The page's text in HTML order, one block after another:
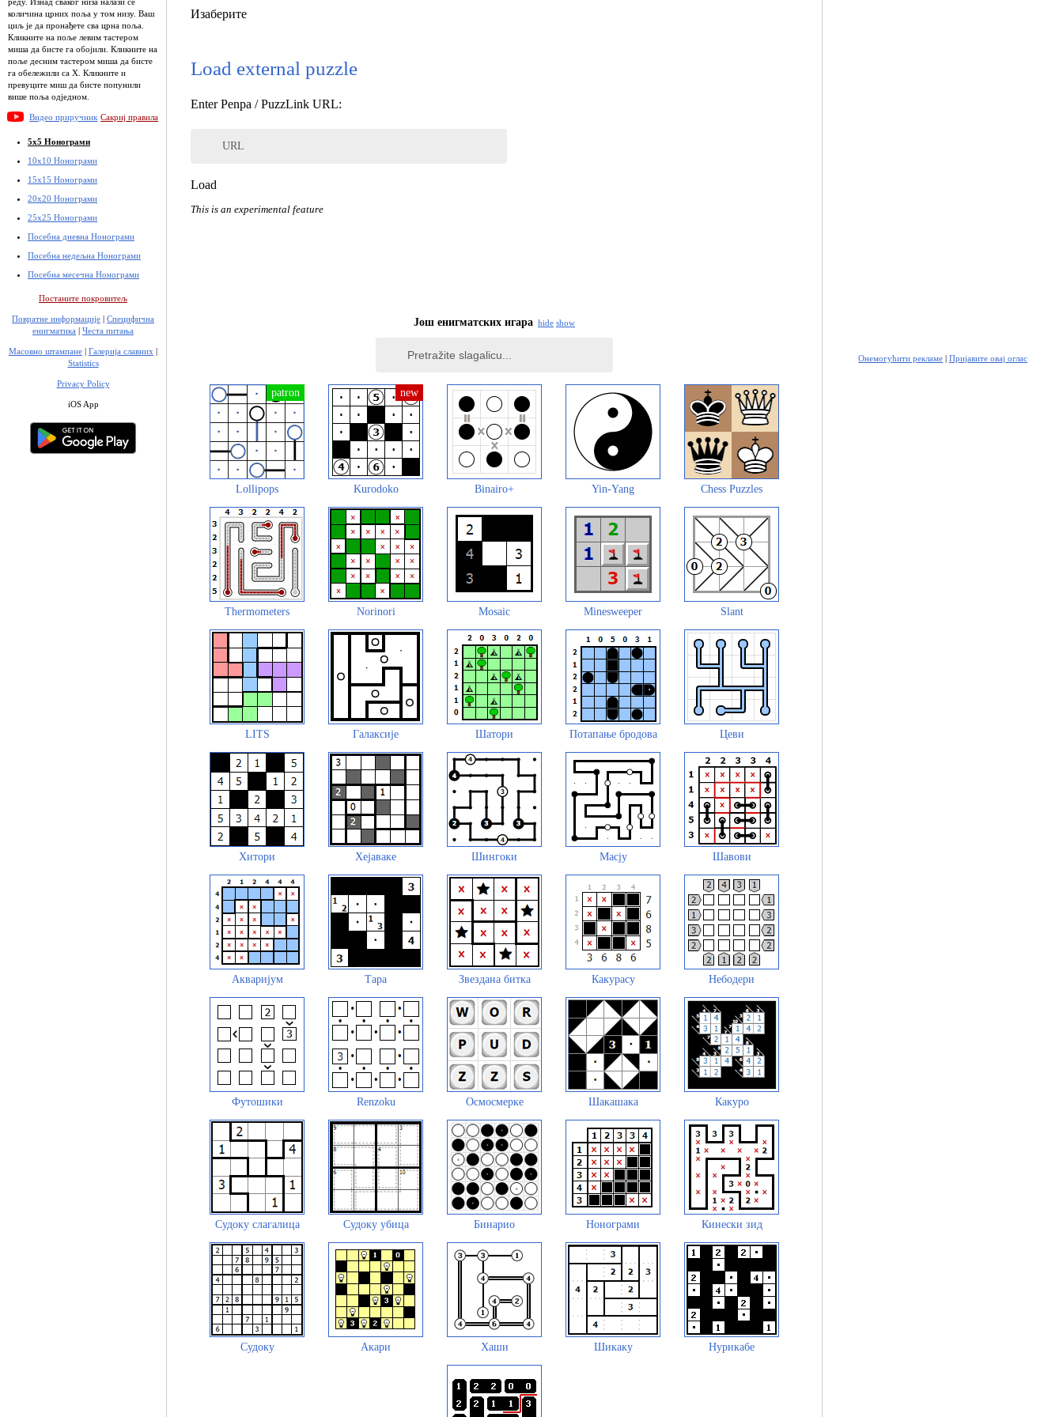
количина црних поља у том низу. Ваш
циљ је да пронађете сва црна поља.
Кликните на поље левим тастером
миша да бисте га обојили. Кликните на
поље десним тастером миша да бисте
га обележили са Х. Кликните и
превуците миш да бисте попунили
више поља одједном.
Видео приручник Сакриј правила
5x5 Нонограми
10x10 Нонограми
15x15 Нонограми
20x20 Нонограми
25x25 Нонограми
Посебна дневна Нонограми
Посебна недељна Нонограми
Посебна месечна Нонограми
Постаните покровитељ
Повратне информације | Специфична
енигматика | Честа питања
Масовно штампане | Галерија славних |
Statistics
Privacy Policy
iOS App
Изаберите
Load external puzzle
Enter Penpa / PuzzLink URL:
URL
Load
This is an experimental feature
Још енигматских игара hide show
Lollipops Kurodoko Binairo+ Yin-Yang Chess Puzzles
Thermometers Norinori Mosaic Minesweeper Slant
LITS Галаксије Шатори Потапање бродова Цеви
Хитори Хејаваке Шингоки Масју Шавови
Акваријум Тара Звездана битка Какурасу Небодери
Футошики Renzoku Осмосмерке Шакашака Какуро
Судоку слагалица Судоку убица Бинарио Нонограми Кинески зид
Судоку Акари Хаши Шикаку Нурикабе
Онемогућити рекламе | Пријавите овај оглас